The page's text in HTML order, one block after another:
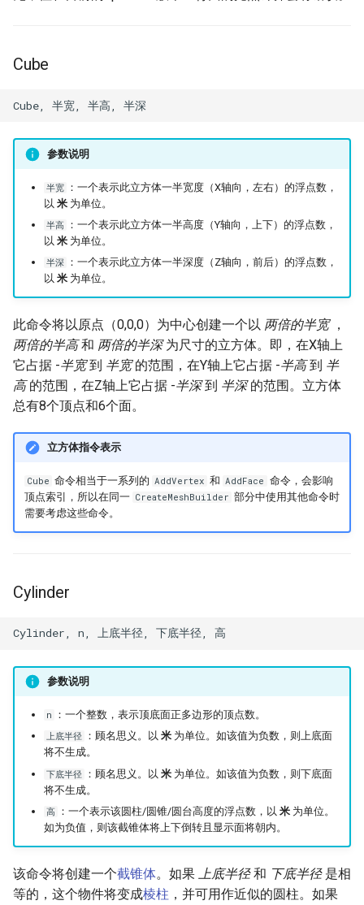
Cube
参数说明
半宽 ：一个表示此立方体一半宽度（X轴向，左右）的浮点数，
以 米为单位。
半高 ：一个表示此立方体一半高度（Y轴向，上下）的浮点数，
以 米为单位。
半深 ：一个表示此立方体一半深度（Z轴向，前后）的浮点数，
以 米为单位。
此命令将以原点（0,0,0）为中心创建一个以 两倍的半宽，
两倍的半高和 两倍的半深为尺寸的立方体。即，在X轴上
它占据 -半宽到 半宽的范围，在Y轴上它占据 -半高到 半
高的范围，在Z轴上它占据 -半深到 半深的范围。立方体
总有8个顶点和6个面。
立方体指令表示
Cube 命令相当于一系列的 AddVertex 和 AddFace 命令，会影响
顶点索引，所以在同一 CreateMeshBuilder 部分中使用其他命令时
需要考虑这些命令。
Cylinder
参数说明
n ：一个整数，表示顶底面正多边形的顶点数。
上底半径 ：顾名思义。以 米为单位。如该值为负数，则上底面
将不生成。
下底半径 ：顾名思义。以 米为单位。如该值为负数，则下底面
将不生成。
高 ：一个表示该圆柱/圆锥/圆台高度的浮点数，以 米为单位。
如为负值，则该截锥体将上下倒转且显示面将朝内。
该命令将创建一个截锥体。如果 上底半径和 下底半径是相
等的，这个物件将变成棱柱 ，并可用作近似的圆柱。如果